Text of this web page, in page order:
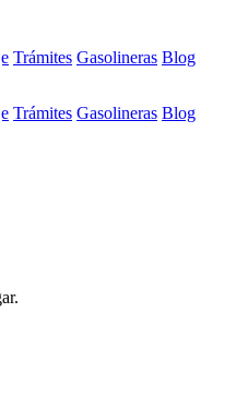
Trámites Gasolineras Blog
Trámites Gasolineras Blog